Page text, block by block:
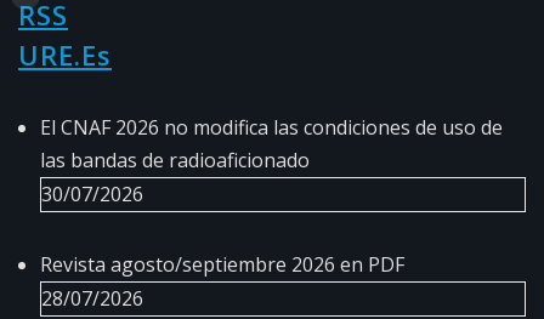
URE.es
El CNAF 2026 no modifica las condiciones de uso de
las bandas de radioaficionado
30/07/2026
Revista agosto/septiembre 2026 en PDF
28/07/2026